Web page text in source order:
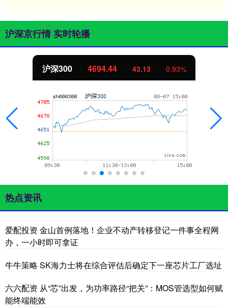
沪深京行情 实时轮播
沪深300 4694.44 43.13 0.93%
热点资讯
爱配投资 金山首例落地！企业不动产转移登记一件事全程网
办，一小时即可拿证
牛牛策略 SK海力士将在综合评估后确定下一座芯片工厂选址
六六配资 从“芯”出发，为功率路径“把关”：MOS管选型如何赋
能终端能效